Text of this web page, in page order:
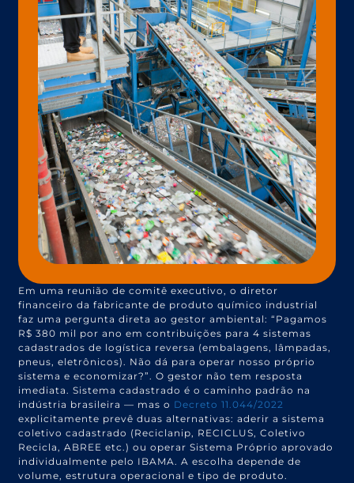
Em uma reunião de comitê executivo, o diretor
financeiro da fabricante de produto químico industrial
faz uma pergunta direta ao gestor ambiental: “Pagamos
R$ 380 mil por ano em contribuições para 4 sistemas
cadastrados de logística reversa (embalagens, lâmpadas,
pneus, eletrônicos). Não dá para operar nosso próprio
sistema e economizar?”. O gestor não tem resposta
imediata. Sistema cadastrado é o caminho padrão na
indústria brasileira — mas o Decreto 11.044/2022
explicitamente prevê duas alternativas: aderir a sistema
coletivo cadastrado (Reciclanip, RECICLUS, Coletivo
Recicla, ABREE etc.) ou operar Sistema Próprio aprovado
individualmente pelo IBAMA. A escolha depende de
volume, estrutura operacional e tipo de produto.